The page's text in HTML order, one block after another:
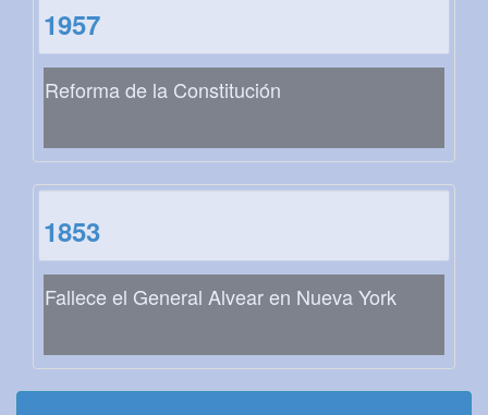
1957
Reforma de la Constitución
1853
Fallece el General Alvear en Nueva York